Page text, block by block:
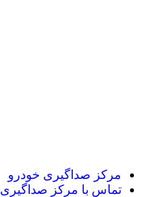
مرکز صداگیری خودرو
تماس با مرکز صداگیری